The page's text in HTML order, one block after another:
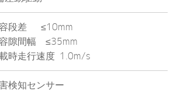
段差 ≤10mm
隙間幅 ≤35mm
時走行速度 1.0m/s
検知センサー